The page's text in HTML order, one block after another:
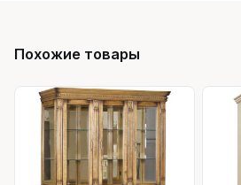
Похожие товары